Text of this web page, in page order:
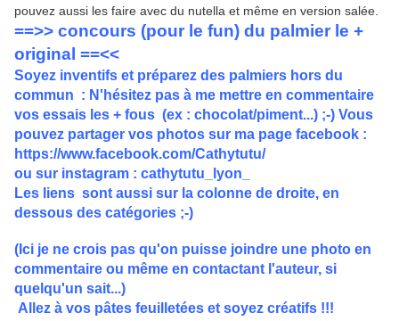
pouvez aussi les faire avec du nutella et même en version salée.
==>> concours (pour le fun) du palmier le +
original ==<<
Soyez inventifs et préparez des palmiers hors du
commun : N'hésitez pas à me mettre en commentaire
vos essais les + fous (ex : chocolat/piment...) ;-) Vous
pouvez partager vos photos sur ma page facebook :
https://www.facebook.com/Cathytutu/
ou sur instagram : cathytutu_lyon_
Les liens sont aussi sur la colonne de droite, en
dessous des catégories ;-)
(Ici je ne crois pas qu'on puisse joindre une photo en
commentaire ou même en contactant l'auteur, si
quelqu'un sait...)
Allez à vos pâtes feuilletées et soyez créatifs !!!